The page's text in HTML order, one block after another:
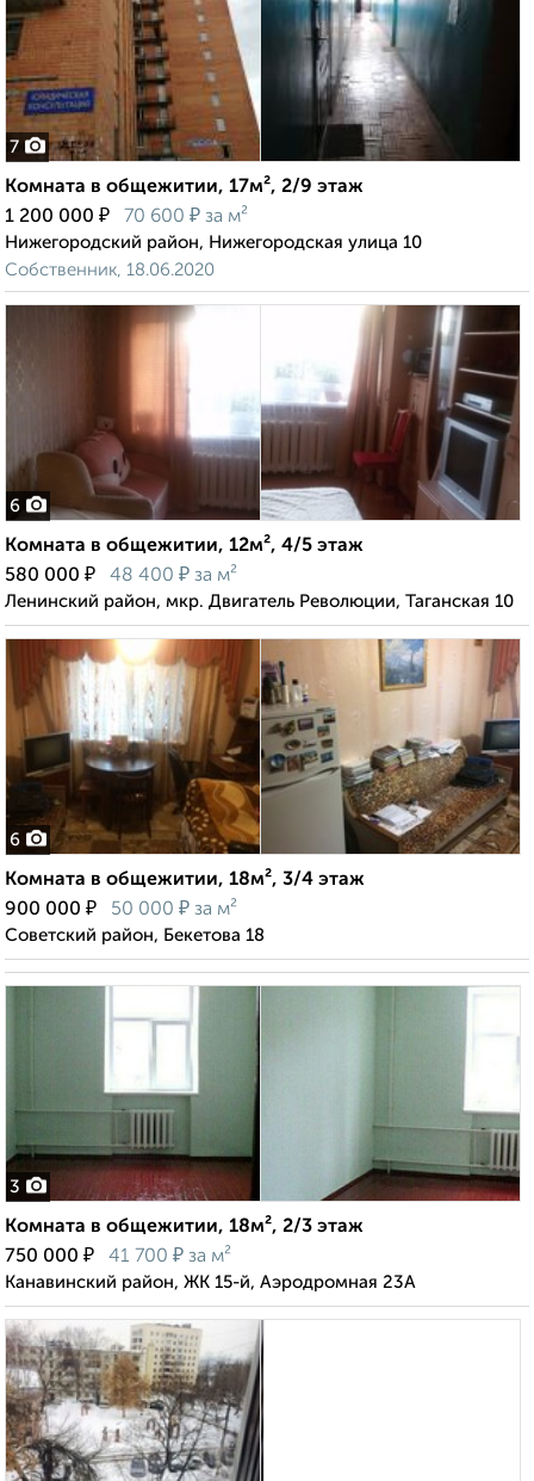
7
Комната в общежитии, 17м², 2/9 этаж
1 200 000 ₽ 70 600 ₽ за м²
Нижегородский район, Нижегородская улица 10
Собственник, 18.06.2020
6
Комната в общежитии, 12м², 4/5 этаж
580 000 ₽ 48 400 ₽ за м²
Ленинский район, мкр. Двигатель Революции, Таганская 10
6
Комната в общежитии, 18м², 3/4 этаж
900 000 ₽ 50 000 ₽ за м²
Советский район, Бекетова 18
3
Комната в общежитии, 18м², 2/3 этаж
750 000 ₽ 41 700 ₽ за м²
Канавинский район, ЖК 15-й, Аэродромная 23А